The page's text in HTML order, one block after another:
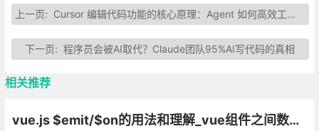
上一页: Cursor 编辑代码功能的核心原理：Agent 如何高效工作？
下一页:程序员会被AI取代？Claude团队95%AI写代码的真相
相关推荐
vue.js $emit/$on的用法和理解_vue组件之间数据传输通信